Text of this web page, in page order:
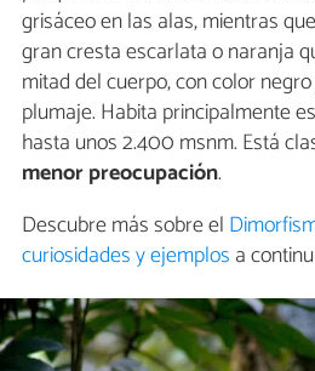
grisáceo en las alas, mientras
gran cresta escarlata o naranja
mitad del cuerpo, con color
plumaje. Habita principalmente
hasta unos 2.400 msnm. Está
menor preocupación.
Descubre más sobre el
curiosidades y ejemplos a